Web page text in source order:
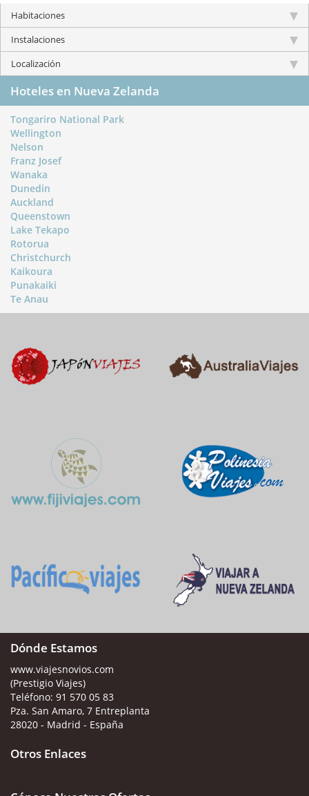
Habitaciones
Instalaciones
Localización
Hoteles en Nueva Zelanda
Tongariro National Park
Wellington
Nelson
Franz Josef
Wanaka
Dunedin
Auckland
Queenstown
Lake Tekapo
Rotorua
Christchurch
Kaikoura
Punakaiki
Te Anau
Dónde Estamos
www.viajesnovios.com
(Prestigio Viajes)
Teléfono: 91 570 05 83
Pza. San Amaro, 7 Entreplanta
28020 - Madrid - España
Otros Enlaces